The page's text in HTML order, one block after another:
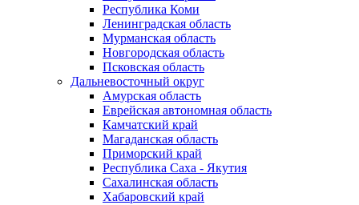
Республика Коми
Ленинградская область
Мурманская область
Новгородская область
Псковская область
Дальневосточный округ
Амурская область
Еврейская автономная область
Камчатский край
Магаданская область
Приморский край
Республика Саха - Якутия
Сахалинская область
Хабаровский край